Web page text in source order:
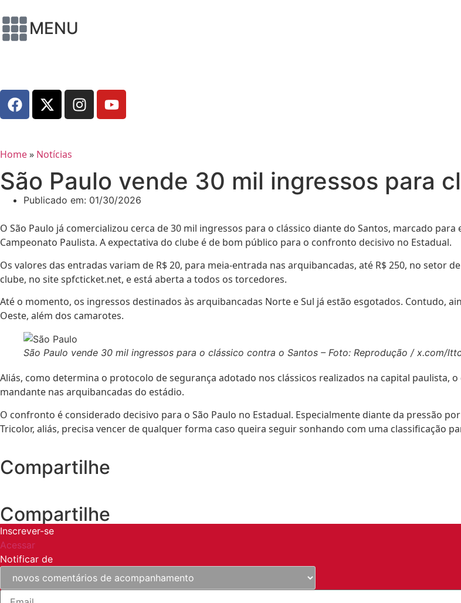
MENU
Home» Notícias
São Paulo vende 30 mil ingressos para
Publicado em: 01/30/2026
O São Paulo já comercializou cerca de 30 mil ingressos para o clássico diante do Santos, marcado
Campeonato Paulista. A expectativa do clube é de bom público para o confronto decisivo no Estadual.
Os valores das entradas variam de R$ 20, para meia-entrada nas arquibancadas, até R$ 250, no setor
clube, no site spfcticket.net, e está aberta a todos os torcedores.
Até o momento, os ingressos destinados às arquibancadas Norte e Sul já estão esgotados. Contudo,
Oeste, além dos camarotes.
São Paulo vende 30 mil ingressos para o clássico contra o Santos – Foto: Reprodução / x.com/
Aliás, como determina o protocolo de segurança adotado nos clássicos realizados na capital paulista,
mandante nas arquibancadas do estádio.
O confronto é considerado decisivo para o São Paulo no Estadual. Especialmente diante da pressão
Tricolor, aliás, precisa vencer de qualquer forma caso queira seguir sonhando com uma classificação
Compartilhe
Compartilhe
Inscrever-se
Acessar
Notificar de